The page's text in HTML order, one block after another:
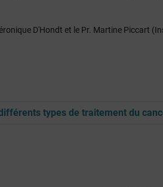
D'Hondt et le Pr. Martine Piccart
types de traitement du